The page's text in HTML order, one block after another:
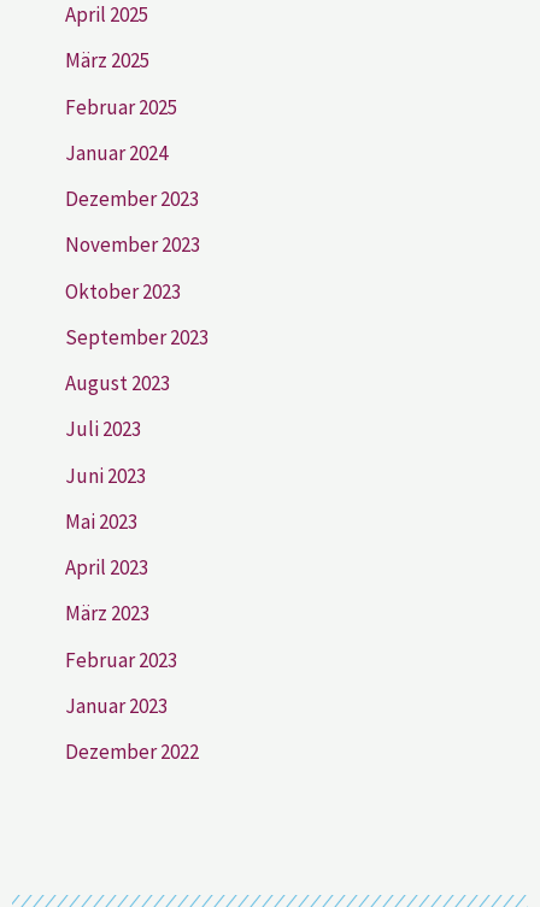
April 2025
März 2025
Februar 2025
Januar 2024
Dezember 2023
November 2023
Oktober 2023
September 2023
August 2023
Juli 2023
Juni 2023
Mai 2023
April 2023
März 2023
Februar 2023
Januar 2023
Dezember 2022